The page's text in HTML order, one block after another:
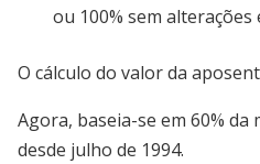
ou 100% sem alterações
O cálculo do valor da
Agora, baseia-se em 60%
desde julho de 1994.